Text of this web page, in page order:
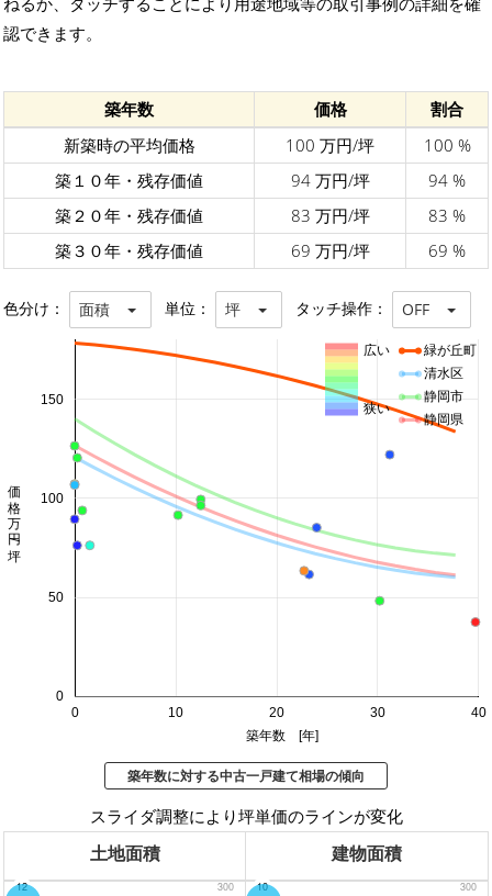
認できます。
築年数 価格
割合
新築時の平均価格
100 万円/坪
100 %
築１０年・残存価値
94 万円/坪
94 %
築２０年・残存価値
83 万円/坪
83 %
築３０年・残存価値
69 万円/坪 69 %
色分け： 面積 単位： 坪 タッチ操作： OFF
0 10 20 30 40
0
50
100
150
築年数 [年]
価格 万円/坪
緑が丘町
清水区
静岡市
静岡県
広い
狭い
築年数に対する中古一戸建て相場の傾向
スライダ調整により坪単価のラインが変化
土地面積 建物面積
0 300
12 0 300
10